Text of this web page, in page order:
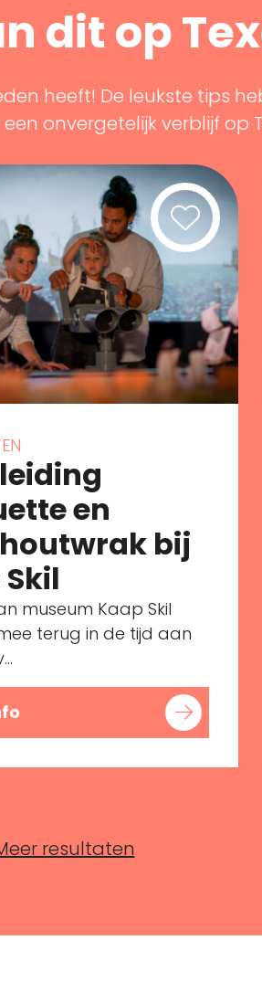
dit op
heeft! De leukste tips
onvergetelijk verblijf op
en
bij
museum Kaap Skil
terug in de tijd aan
resultaten